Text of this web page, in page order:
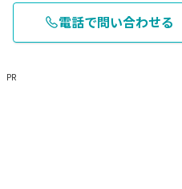
電話で問い合わせる
PR